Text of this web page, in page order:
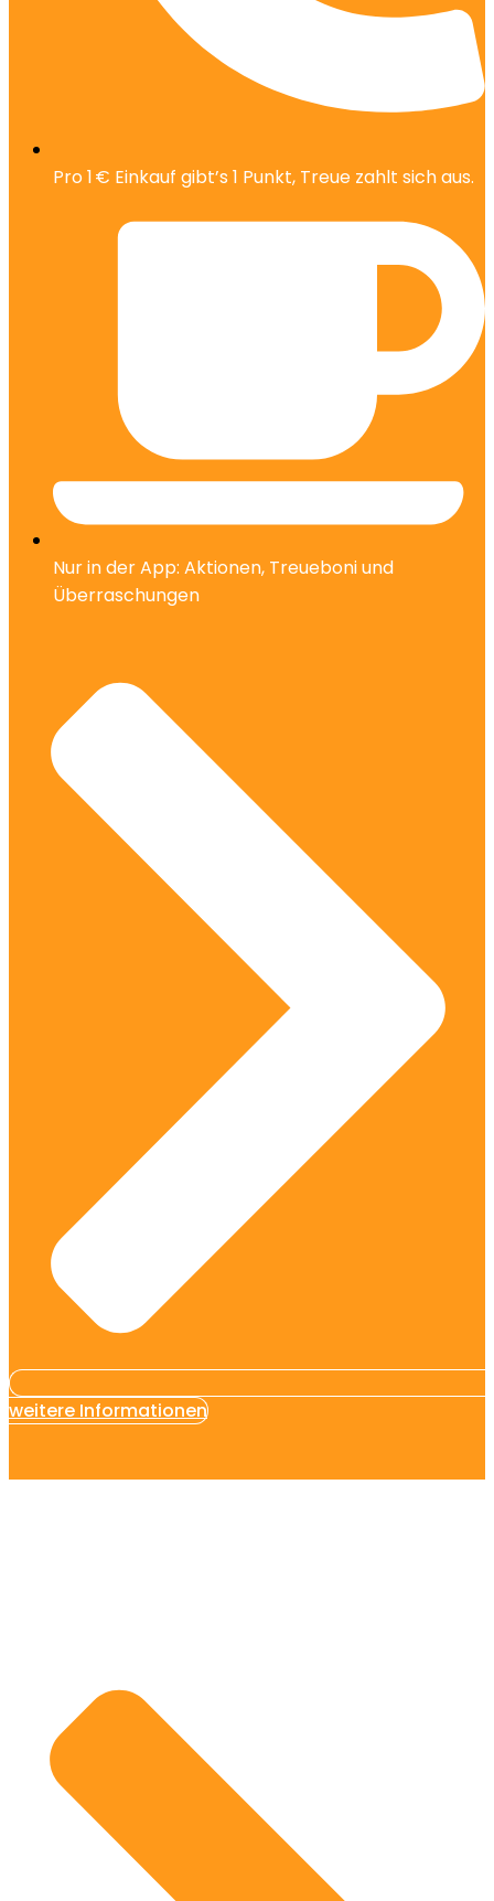
Pro 1 € Einkauf gibt’s 1 Punkt, Treue zahlt sich aus.
Nur in der App: Aktionen, Treueboni und
Überraschungen
weitere Informationen